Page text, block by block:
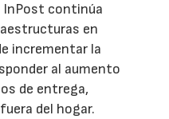
InPost continúa
en
incrementar la
al aumento
de entrega,
del hogar.